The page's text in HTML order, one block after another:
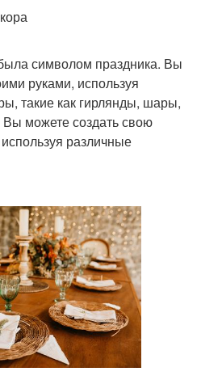
символом праздника. Вы
руками, используя
такие как гирлянды, шары,
можете создать свою
различные